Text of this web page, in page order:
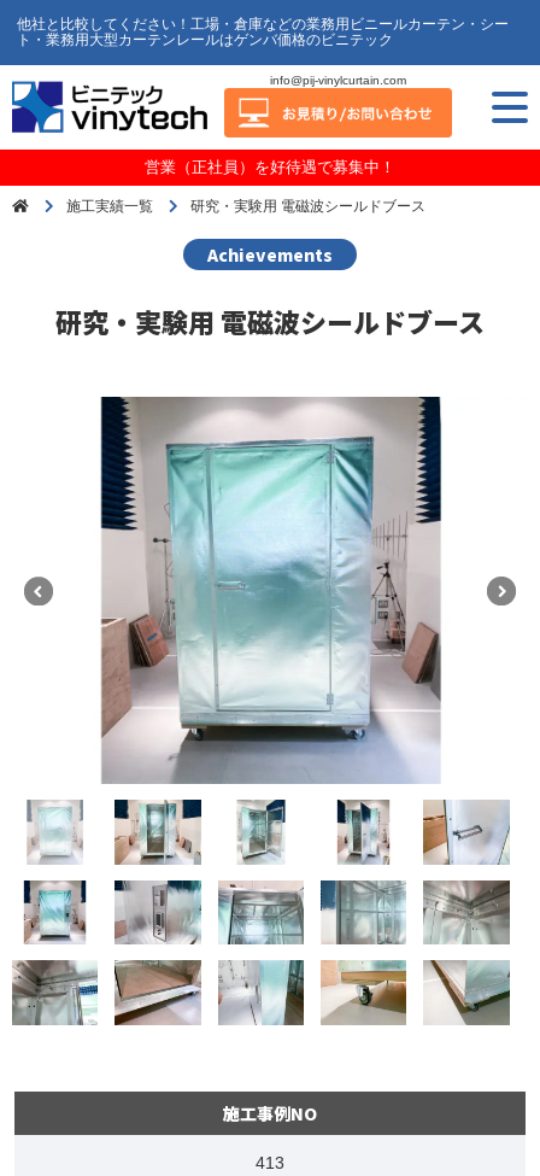
他社と比較してください！工場・倉庫などの業務用ビニールカーテン・シー
ト・業務用大型カーテンレールはゲンバ価格のビニテック
info@pij-vinylcurtain.com
営業（正社員）を好待遇で募集中！
施工実績一覧 研究・実験用 電磁波シールドブース
Achievements
研究・実験用 電磁波シールドブース
施工事例NO
413